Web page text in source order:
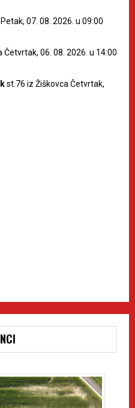
07. 08. 2026. u 09:00
Četvrtak, 06. 08. 2026. u 14:00
st.76 iz Žiškovca Četvrtak,